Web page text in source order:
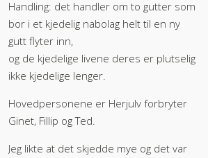
Handling: det handler om to gutter som
bor i et kjedelig nabolag helt til en ny
gutt flyter inn,
og de kjedelige livene deres er plutselig
ikke kjedelige lenger.
Hovedpersonene er Herjulv forbryter
Ginet, Fillip og Ted.
Jeg likte at det skjedde mye og det var